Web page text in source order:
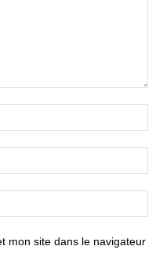
mon site dans le navigateur